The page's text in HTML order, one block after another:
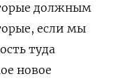
должным
если мы
туда
новое